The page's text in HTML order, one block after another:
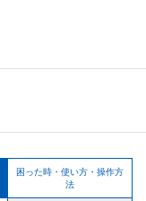
困った時・使い方・操作方
法